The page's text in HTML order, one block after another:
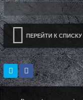
ПЕРЕЙТИ К